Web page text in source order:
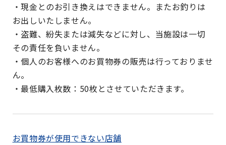
・現金とのお引き換えはできません。またお釣りは
お出しいたしません。
・盗難、紛失または減失などに対し、当施設は一切
その責任を負いません。
・個人のお客様へのお買物券の販売は行っておりませ
ん。
・最低購入枚数：50枚とさせていただきます。
お買物券が使用できない店舗